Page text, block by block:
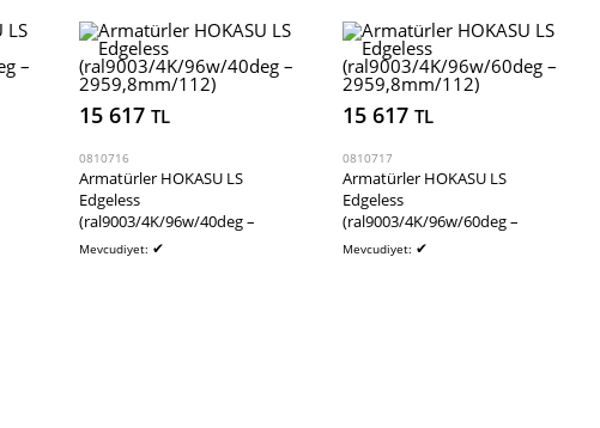
15 617TL
0810716
Armatürler HOKASU LS
Edgeless
(ral9003/4K/96w/40deg –
2959,8mm/112)
Mevcudiyet: ✔
15 617TL
0810717
Armatürler HOKASU LS
Edgeless
(ral9003/4K/96w/60deg –
2959,8mm/112)
Mevcudiyet: ✔